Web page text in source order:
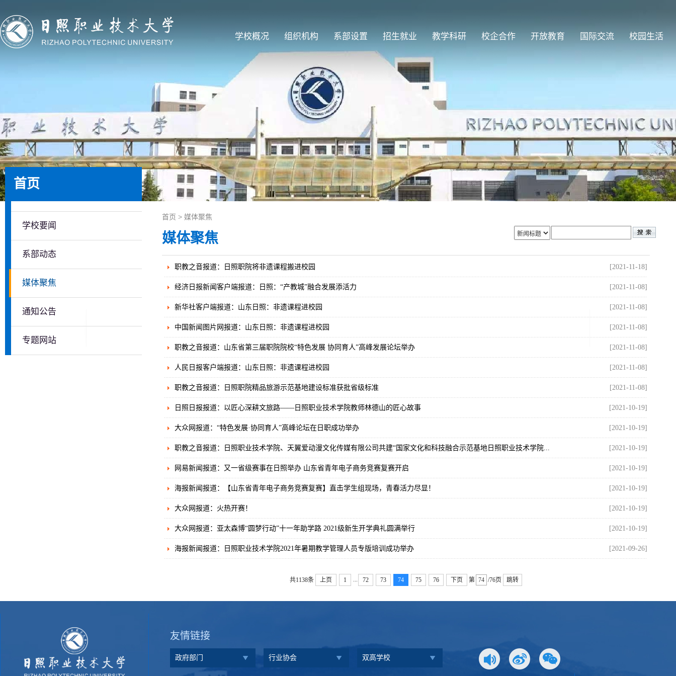
学校概况 组织机构 系部设置 招生就业 教学科研 校企合作 开放教育 国际交流 校园生活
首页
学校要闻
系部动态
媒体聚焦
通知公告
专题网站
首页 > 媒体聚焦
媒体聚焦
职教之音报道：日照职院将非遗课程搬进校园 [2021-11-18]
经济日报新闻客户端报道：日照：“产教城”融合发展添活力 [2021-11-08]
新华社客户端报道：山东日照：非遗课程进校园 [2021-11-08]
中国新闻图片网报道：山东日照：非遗课程进校园 [2021-11-08]
职教之音报道：山东省第三届职院院校“特色发展 协同育人”高峰发展论坛举办 [2021-11-08]
人民日报客户端报道：山东日照：非遗课程进校园 [2021-11-08]
职教之音报道：日照职院精品旅游示范基地建设标准获批省级标准 [2021-11-08]
日照日报报道：以匠心深耕文旅路——日照职业技术学院教师林德山的匠心故事 [2021-10-19]
大众网报道：“特色发展·协同育人”高峰论坛在日职成功举办 [2021-10-19]
职教之音报道：日照职业技术学院、天翼爱动漫文化传媒有限公司共建“国家文化和科技融合示范基地日照职业技术学院... [2021-10-19]
网易新闻报道：又一省级赛事在日照举办 山东省青年电子商务竞赛复赛开启 [2021-10-19]
海报新闻报道：【山东省青年电子商务竞赛复赛】直击学生组现场，青春活力尽显！ [2021-10-19]
大众网报道：火热开赛！ [2021-10-19]
大众网报道：亚太森博“圆梦行动”十一年助学路 2021级新生开学典礼圆满举行 [2021-10-19]
海报新闻报道：日照职业技术学院2021年暑期教学管理人员专版培训成功举办 [2021-09-26]
共1138条 上页 1 ... 72 73 74 75 76 下页 第 /76页 跳转
友情链接
政府部门 行业协会 双高学校